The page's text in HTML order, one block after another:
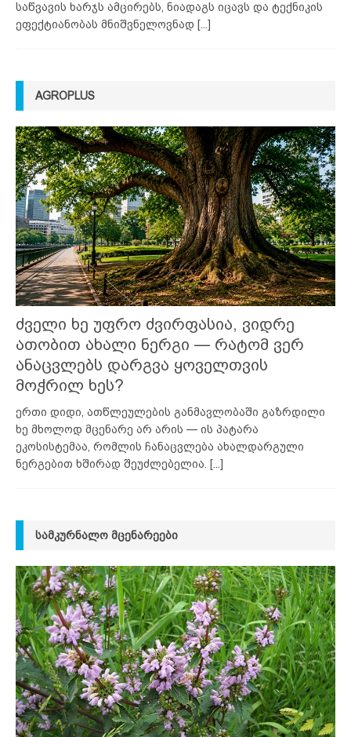
საწვავის ხარჯს ამცირებს, ნიადაგს იცავს და ტექნიკის
ეფექტიანობას მნიშვნელოვნად [...]
AGROPLUS
ძველი ხე უფრო ძვირფასია, ვიდრე
ათობით ახალი ნერგი — რატომ ვერ
ანაცვლებს დარგვა ყოველთვის
მოჭრილ ხეს?
ერთი დიდი, ათწლეულების განმავლობაში გაზრდილი
ხე მხოლოდ მცენარე არ არის — ის პატარა
ეკოსისტემაა, რომლის ჩანაცვლება ახალდარგული
ნერგებით ხშირად შეუძლებელია. [...]
ᲡᲐᲛᲙᲣᲠᲜᲐᲚᲝ ᲛᲪᲔᲜᲐᲠᲔᲔᲑᲘ